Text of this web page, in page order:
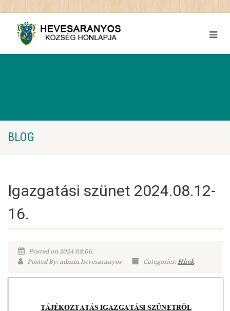
BLOG
Igazgatási szünet 2024.08.12-
16.
Posted on 2024.08.06.
Posted By: admin.hevesaranyos
Categories:Hírek